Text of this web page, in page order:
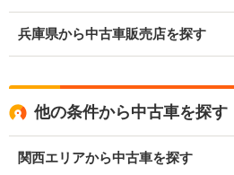
兵庫県から中古車販売店を探す
他の条件から中古車を探す
関西エリアから中古車を探す